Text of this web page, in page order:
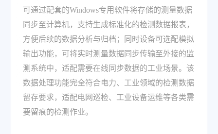
可通过配套的Windows专用软件将存储的测量数据
同步至计算机，支持生成标准化的检测数据报表，
方便后续的数据分析与归档；同时设备可选配模拟
输出功能，可将实时测量数据同步传输至外接的监
测系统中，适配需要在线同步数据的工业场景。该
数据处理功能完全符合电力、工业领域的检测数据
留存要求，适配电网巡检、工业设备运维等各类需
要留痕的检测作业。